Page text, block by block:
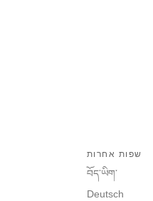
שפות אחרות
བོད་ཡིག་
Deutsch